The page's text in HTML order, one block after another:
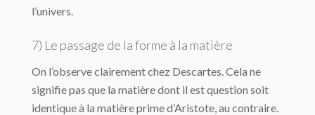
l’univers.
7) Le passage de la forme à la matière
On l’observe clairement chez Descartes. Cela ne
signifie pas que la matière dont il est question soit
identique à la matière prime d’Aristote, au contraire.